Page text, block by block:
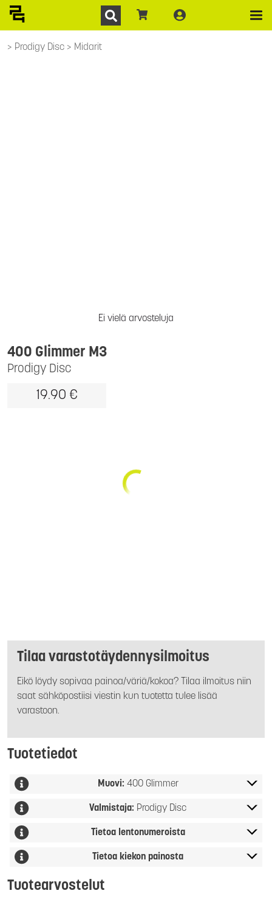
Prodigy Disc Midarit
Ei vielä arvosteluja
Prodigy Disc
400 Glimmer M3
19.90 €
Tilaa varastotäydennysilmoitus
Eikö löydy sopivaa painoa/väriä/kokoa? Tilaa ilmoitus niin
saat sähköpostiisi viestin kun tuotetta tulee lisää
varastoon.
Tuotetiedot
Muovi: 400 Glimmer
Valmistaja: Prodigy Disc
Tietoa lentonumeroista
Tietoa kiekon painosta
Tuotearvostelut